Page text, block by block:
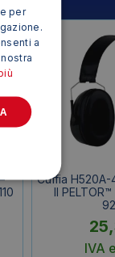
Cuffia
II
IVA
per
a